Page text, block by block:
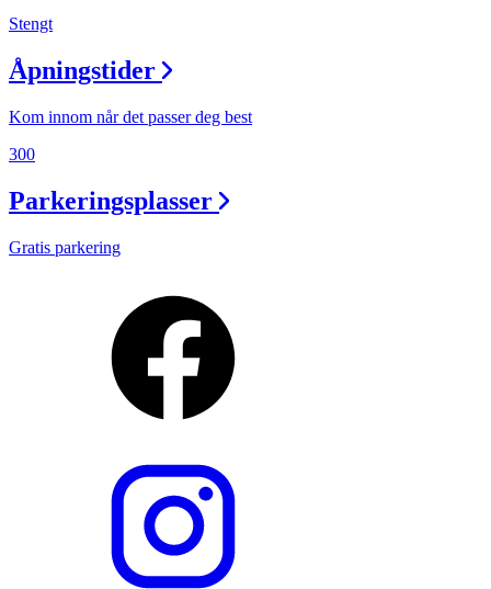
Stengt
Åpningstider
Kom innom når det passer deg best
300
Parkeringsplasser
Gratis parkering